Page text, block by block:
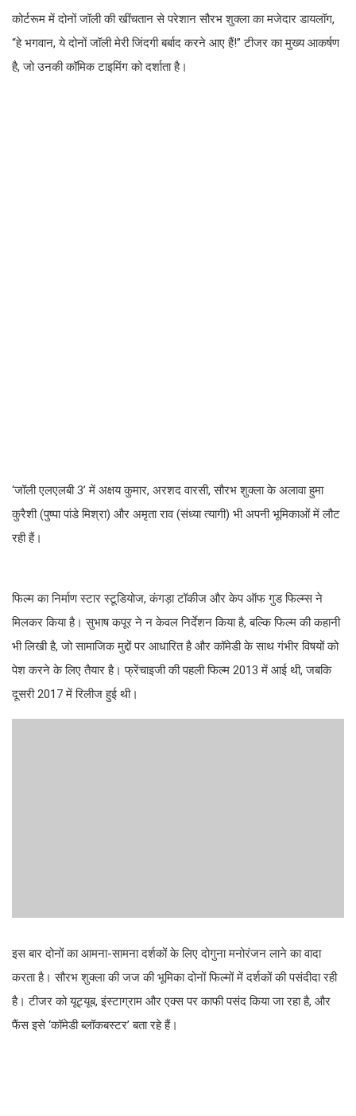
कोर्टरूम में दोनों जॉली की खींचतान से परेशान सौरभ शुक्ला का मजेदार डायलॉग,
“हे भगवान, ये दोनों जॉली मेरी जिंदगी बर्बाद करने आए हैं!” टीजर का मुख्य आकर्षण
है, जो उनकी कॉमिक टाइमिंग को दर्शाता है।
‘जॉली एलएलबी 3’ में अक्षय कुमार, अरशद वारसी, सौरभ शुक्ला के अलावा हुमा
कुरैशी (पुष्पा पांडे मिश्रा) और अमृता राव (संध्या त्यागी) भी अपनी भूमिकाओं में लौट
रही हैं।
फिल्म का निर्माण स्टार स्टूडियोज, कंगड़ा टॉकीज और केप ऑफ गुड फिल्म्स ने
मिलकर किया है। सुभाष कपूर ने न केवल निर्देशन किया है, बल्कि फिल्म की कहानी
भी लिखी है, जो सामाजिक मुद्दों पर आधारित है और कॉमेडी के साथ गंभीर विषयों को
पेश करने के लिए तैयार है। फ्रेंचाइजी की पहली फिल्म 2013 में आई थी, जबकि
दूसरी 2017 में रिलीज हुई थी।
इस बार दोनों का आमना-सामना दर्शकों के लिए दोगुना मनोरंजन लाने का वादा
करता है। सौरभ शुक्ला की जज की भूमिका दोनों फिल्मों में दर्शकों की पसंदीदा रही
है। टीजर को यूट्यूब, इंस्टाग्राम और एक्स पर काफी पसंद किया जा रहा है, और
फैंस इसे ‘कॉमेडी ब्लॉकबस्टर’ बता रहे हैं।